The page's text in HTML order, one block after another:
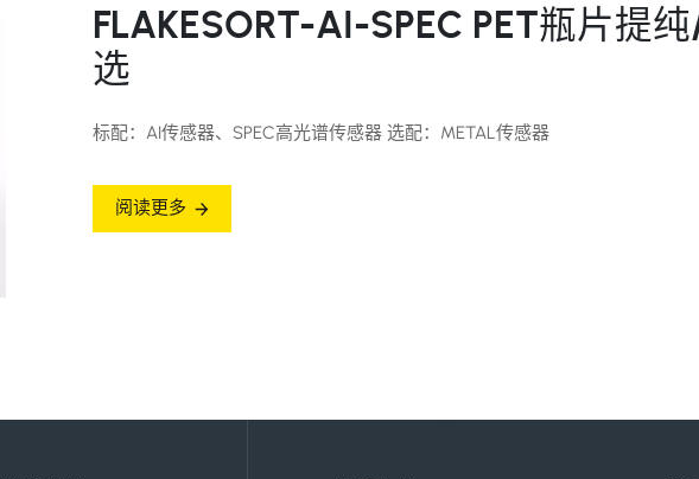
FLAKESORT-AI-SPEC PET瓶片提
选
标配：AI传感器、SPEC高光谱传感器 选配：METAL传感器
阅读更多